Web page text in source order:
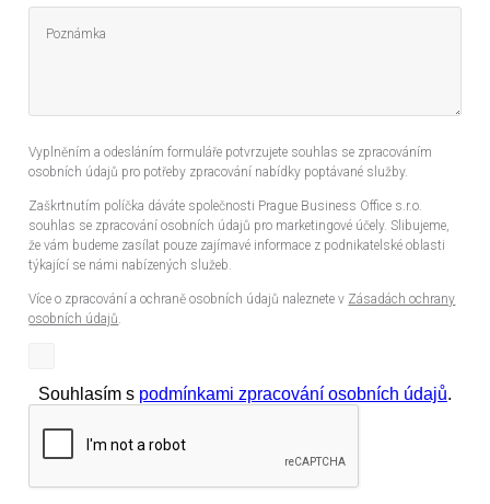
Vyplněním a odesláním formuláře potvrzujete souhlas se zpracováním
osobních údajů pro potřeby zpracování nabídky poptávané služby.
Zaškrtnutím políčka dáváte společnosti Prague Business Office s.r.o.
souhlas se zpracování osobních údajů pro marketingové účely. Slibujeme,
že vám budeme zasílat pouze zajímavé informace z podnikatelské oblasti
týkající se námi nabízených služeb.
Více o zpracování a ochraně osobních údajů naleznete v Zásadách ochrany
osobních údajů.
Souhlasím s podmínkami zpracování osobních údajů.